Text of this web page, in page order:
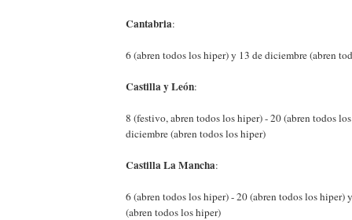
Cantabria:
6 (abren todos los hiper) y 13 de diciembre (abren
Castilla y León:
8 (festivo, abren todos los hiper) - 20 (abren todos
diciembre (abren todos los hiper)
Castilla La Mancha:
6 (abren todos los hiper) - 20 (abren todos los hiper)
(abren todos los hiper)